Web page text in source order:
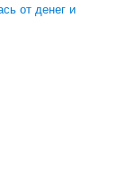
от денег и